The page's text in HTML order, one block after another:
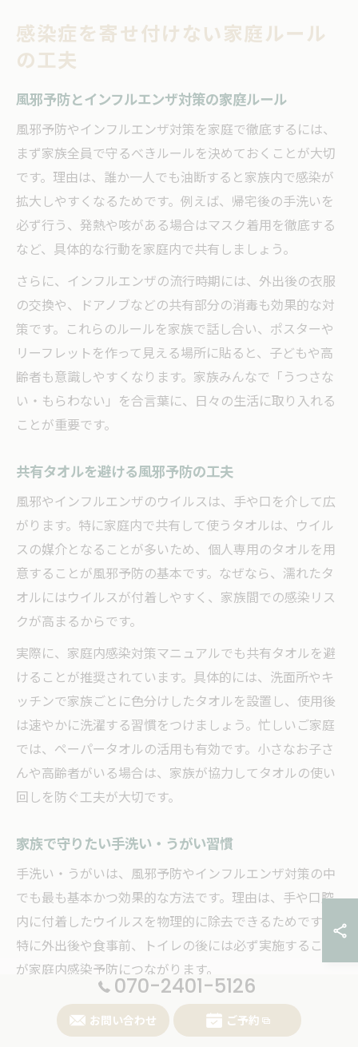
感染症を寄せ付けない家庭ルール
の工夫
風邪予防とインフルエンザ対策の家庭ルール
風邪予防やインフルエンザ対策を家庭で徹底するには、
まず家族全員で守るべきルールを決めておくことが大切
です。理由は、誰か一人でも油断すると家族内で感染が
拡大しやすくなるためです。例えば、帰宅後の手洗いを
必ず行う、発熱や咳がある場合はマスク着用を徹底する
など、具体的な行動を家庭内で共有しましょう。
さらに、インフルエンザの流行時期には、外出後の衣服
の交換や、ドアノブなどの共有部分の消毒も効果的な対
策です。これらのルールを家族で話し合い、ポスターや
リーフレットを作って見える場所に貼ると、子どもや高
齢者も意識しやすくなります。家族みんなで「うつさな
い・もらわない」を合言葉に、日々の生活に取り入れる
ことが重要です。
共有タオルを避ける風邪予防の工夫
風邪やインフルエンザのウイルスは、手や口を介して広
がります。特に家庭内で共有して使うタオルは、ウイル
スの媒介となることが多いため、個人専用のタオルを用
意することが風邪予防の基本です。なぜなら、濡れたタ
オルにはウイルスが付着しやすく、家族間での感染リス
クが高まるからです。
実際に、家庭内感染対策マニュアルでも共有タオルを避
けることが推奨されています。具体的には、洗面所やキ
ッチンで家族ごとに色分けしたタオルを設置し、使用後
は速やかに洗濯する習慣をつけましょう。忙しいご家庭
では、ペーパータオルの活用も有効です。小さなお子さ
んや高齢者がいる場合は、家族が協力してタオルの使い
回しを防ぐ工夫が大切です。
家族で守りたい手洗い・うがい習慣
手洗い・うがいは、風邪予防やインフルエンザ対策の中
でも最も基本かつ効果的な方法です。理由は、手や口腔
内に付着したウイルスを物理的に除去できるためです。
特に外出後や食事前、トイレの後には必ず実施すること
が家庭内感染予防につながります。
具体的には、30秒以上かけて流水と石けんで手のひら・
甲・指の間・爪の間まで丁寧に洗うことが推奨されま
070-2401-5126
お問い合わせ ご予約